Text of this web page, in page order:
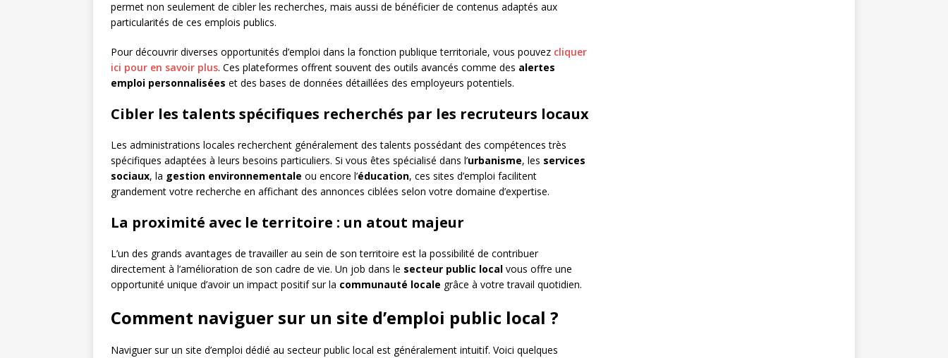
permet non seulement de cibler les recherches, mais aussi de bénéficier de contenus adaptés aux
particularités de ces emplois publics.
Pour découvrir diverses opportunités d’emploi dans la fonction publique territoriale, vous pouvez cliquer
ici pour en savoir plus. Ces plateformes offrent souvent des outils avancés comme des alertes
emploi personnalisées et des bases de données détaillées des employeurs potentiels.
Cibler les talents spécifiques recherchés par les recruteurs locaux
Les administrations locales recherchent généralement des talents possédant des compétences très
spécifiques adaptées à leurs besoins particuliers. Si vous êtes spécialisé dans l’urbanisme, les services
sociaux, la gestion environnementale ou encore l’éducation, ces sites d’emploi facilitent
grandement votre recherche en affichant des annonces ciblées selon votre domaine d’expertise.
La proximité avec le territoire : un atout majeur
L’un des grands avantages de travailler au sein de son territoire est la possibilité de contribuer
directement à l’amélioration de son cadre de vie. Un job dans le secteur public local vous offre une
opportunité unique d’avoir un impact positif sur la communauté locale grâce à votre travail quotidien.
Comment naviguer sur un site d’emploi public local ?
Naviguer sur un site d’emploi dédié au secteur public local est généralement intuitif. Voici quelques